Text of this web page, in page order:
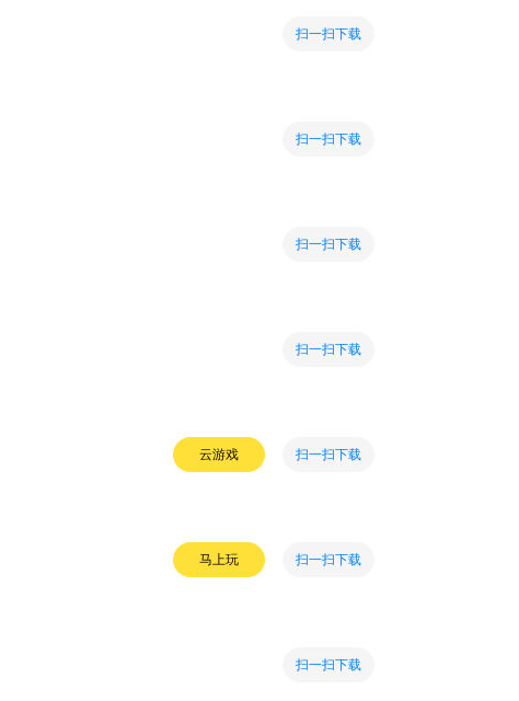
扫一扫下载
扫一扫下载
扫一扫下载
扫一扫下载
云游戏 扫一扫下载
马上玩 扫一扫下载
扫一扫下载